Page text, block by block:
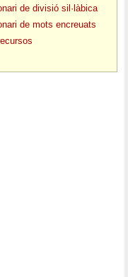
de divisió sil·làbica
de mots encreuats